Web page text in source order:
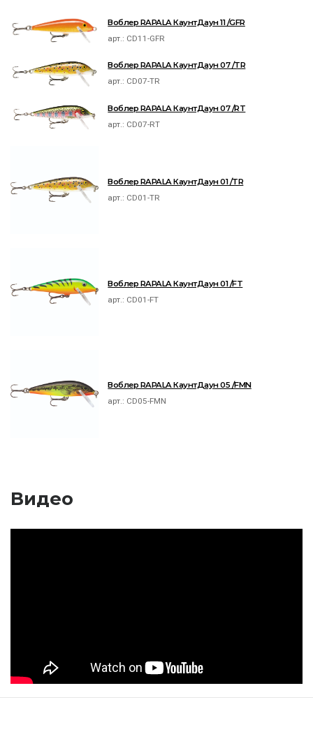
Воблер RAPALA КаунтДаун 11 /GFR
арт.: CD11-GFR
Воблер RAPALA КаунтДаун 07 /TR
арт.: CD07-TR
Воблер RAPALA КаунтДаун 07 /RT
арт.: CD07-RT
Воблер RAPALA КаунтДаун 01 /TR
арт.: CD01-TR
Воблер RAPALA КаунтДаун 01 /FT
арт.: CD01-FT
Воблер RAPALA КаунтДаун 05 /FMN
арт.: CD05-FMN
Видео